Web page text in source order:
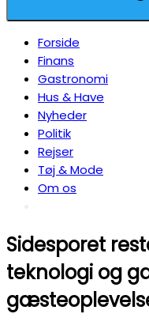
Forside
Finans
Gastronomi
Hus & Have
Nyheder
Politik
Rejser
Tøj & Mode
Om os
Sidesporet
teknologi og